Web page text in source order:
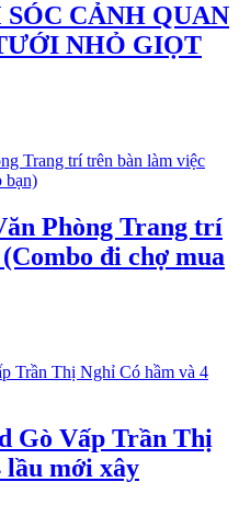
CẢNH QUAN
NHỎ GIỌT
Phòng Trang trí
đi chợ mua
Gò Vấp Trần Thị
lầu mới xây